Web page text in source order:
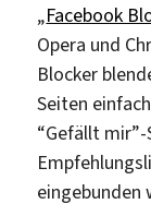
„Facebook
Opera und
Blocker
Seiten
“Gefällt
eingebunden